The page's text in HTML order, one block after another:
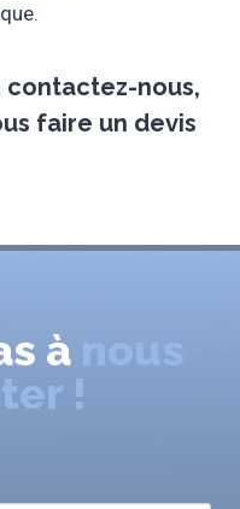
contactez-nous,
faire un devis
à nous
!